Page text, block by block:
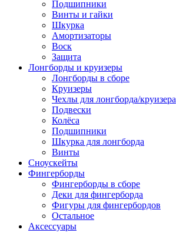
Подшипники
Винты и гайки
Шкурка
Амортизаторы
Воск
Защита
Лонгборды и круизеры
Лонгборды в сборе
Круизеры
Чехлы для лонгборда/круизера
Подвески
Колёса
Подшипники
Шкурка для лонгборда
Винты
Сноускейты
Фингерборды
Фингерборды в сборе
Деки для фингерборда
Фигуры для фингербордов
Остальное
Аксессуары